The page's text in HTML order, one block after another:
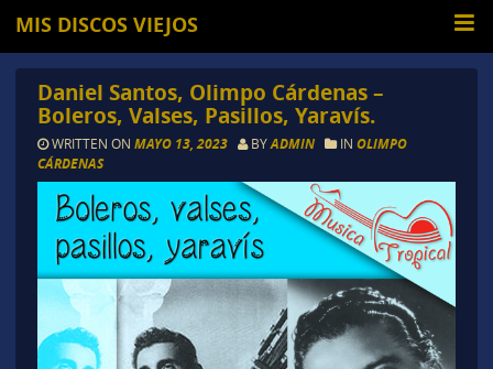
MIS DISCOS VIEJOS
Daniel Santos, Olimpo Cárdenas –
Boleros, Valses, Pasillos, Yaravís.
WRITTEN ON MAYO 13, 2023 BYADMIN IN OLIMPO
CÁRDENAS